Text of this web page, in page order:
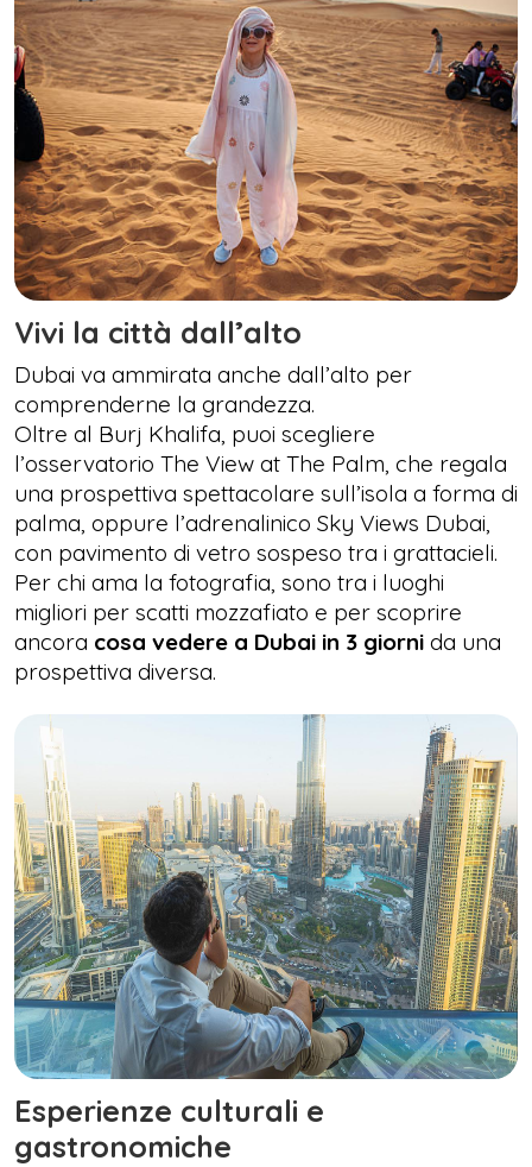
Vivi la città dall’alto
Dubai va ammirata anche dall’alto per
comprenderne la grandezza.
Oltre al Burj Khalifa, puoi scegliere
l’osservatorio The View at The Palm, che regala
una prospettiva spettacolare sull’isola a forma di
palma, oppure l’adrenalinico Sky Views Dubai,
con pavimento di vetro sospeso tra i grattacieli.
Per chi ama la fotografia, sono tra i luoghi
migliori per scatti mozzafiato e per scoprire
ancora cosa vedere a Dubai in 3 giorni da una
prospettiva diversa.
Esperienze culturali e
gastronomiche